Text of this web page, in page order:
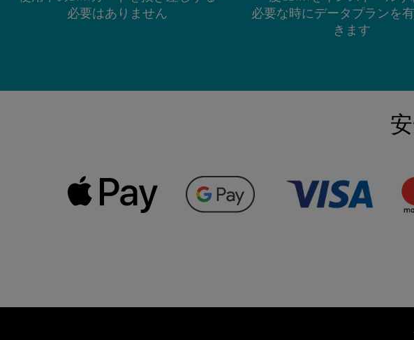
必要はありません
必要な時にデータプランを
きます